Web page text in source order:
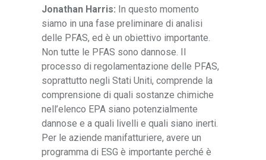
Jonathan Harris: In questo momento
siamo in una fase preliminare di analisi
delle PFAS, ed è un obiettivo importante.
Non tutte le PFAS sono dannose. Il
processo di regolamentazione delle PFAS,
soprattutto negli Stati Uniti, comprende la
comprensione di quali sostanze chimiche
nell’elenco EPA siano potenzialmente
dannose e a quali livelli e quali siano inerti.
Per le aziende manifatturiere, avere un
programma di ESG è importante perché è